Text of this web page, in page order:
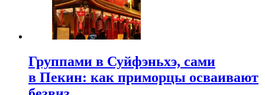
Группами в Суйфэньхэ, сами
в Пекин: как приморцы осваивают